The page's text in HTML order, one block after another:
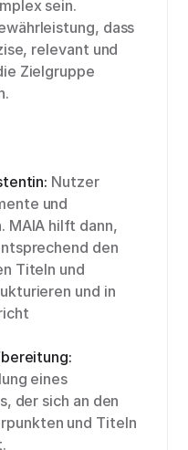
sein.
dass
relevant und
Zielgruppe
Nutzer
und
MAIA hilft dann,
den
Titeln und
und in
eines
der sich an den
und Titeln